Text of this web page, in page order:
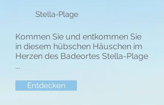
Stella-Plage
Kommen Sie und entkommen Sie
in diesem hübschen Häuschen im
Herzen des Badeortes Stella-Plage
...
Entdecken